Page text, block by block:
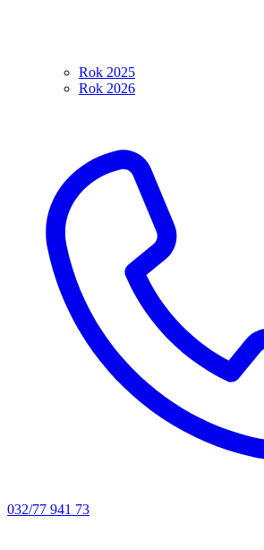
Rok 2025
Rok 2026
032/77 941 73